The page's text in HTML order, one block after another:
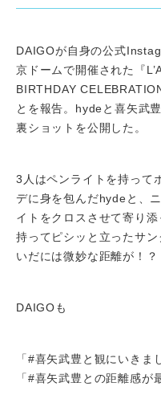
DAIGOが自身の公式
京ドームで開催された『
BIRTHDAY
とを報告。hydeと喜矢武
裏ショットを公開した。
3人はペンライトを持って
デに身を包んだhydeと、
イトをクロスさせて寄り
持ってピシッと立ったサ
いだには微妙な距離が！？
DAIGOも
「#喜矢武豊と観にいきま
「#喜矢武豊との距離感が